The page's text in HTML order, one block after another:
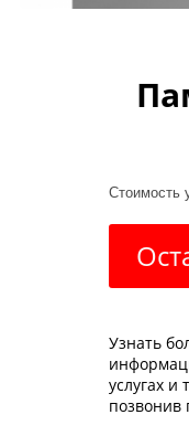
Стоимость
Узнать
услугах и
позвонив